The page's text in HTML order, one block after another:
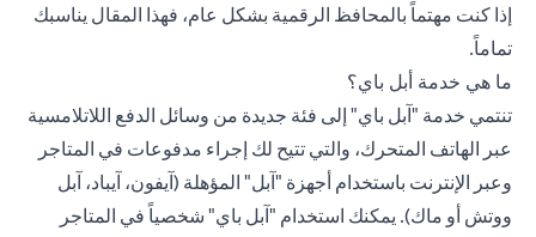
إذا كنت مهتماً بالمحافظ الرقمية بشكل عام، فهذا المقال يناسبك
تماماً.
ما هي خدمة أبل باي؟
تنتمي خدمة "آبل باي" إلى فئة جديدة من وسائل الدفع اللاتلامسية
عبر الهاتف المتحرك، والتي تتيح لك إجراء مدفوعات في المتاجر
وعبر الإنترنت باستخدام أجهزة "آبل" المؤهلة (آيفون، آيباد، آبل
ووتش أو ماك). يمكنك استخدام "آبل باي" شخصياً في المتاجر